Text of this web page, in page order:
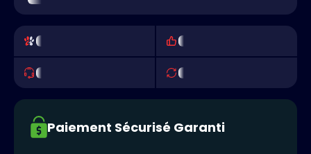
Paiement Sécurisé Garanti